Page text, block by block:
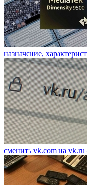
назначение,
сменить vk.com на vk.ru